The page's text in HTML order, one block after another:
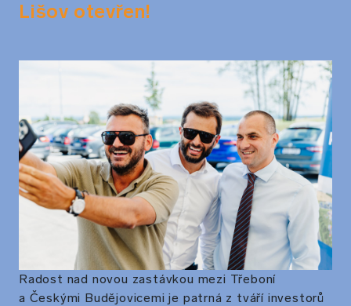
Lišov otevřen!
Radost nad novou zastávkou mezi Třeboní
a Českými Budějovicemi je patrná z tváří investorů